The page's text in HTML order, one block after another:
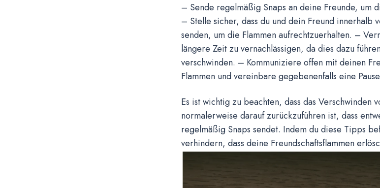
– Sende regelmäßig Snaps an deine Freunde, um
– Stelle sicher, dass du und dein Freund innerhalb
senden, um die Flammen aufrechtzuerhalten. –
längere Zeit zu vernachlässigen, da dies dazu
verschwinden. – Kommuniziere offen mit deinen
Flammen und vereinbare gegebenenfalls eine
Es ist wichtig zu beachten, dass das Verschwinden
normalerweise darauf zurückzuführen ist, dass
regelmäßig Snaps sendet. Indem du diese Tipps
verhindern, dass deine Freundschaftsflammen